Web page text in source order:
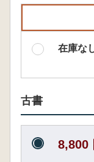
在庫な
古書
8,800